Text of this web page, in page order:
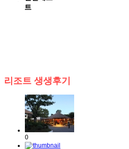
- 안녕하세요 반갑습니다^^
- 안녕하세요 반갑습니다^^
- 네 반갑습니다^^
- 오 멋지네여
트
리조트 생생후기
0